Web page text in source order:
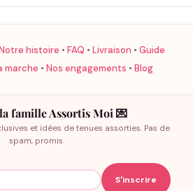
histoire • FAQ • Livraison • Guide
marche • Nos engagements • Blog
famille Assortis Moi 💌
et idées de tenues assorties. Pas de
spam, promis.